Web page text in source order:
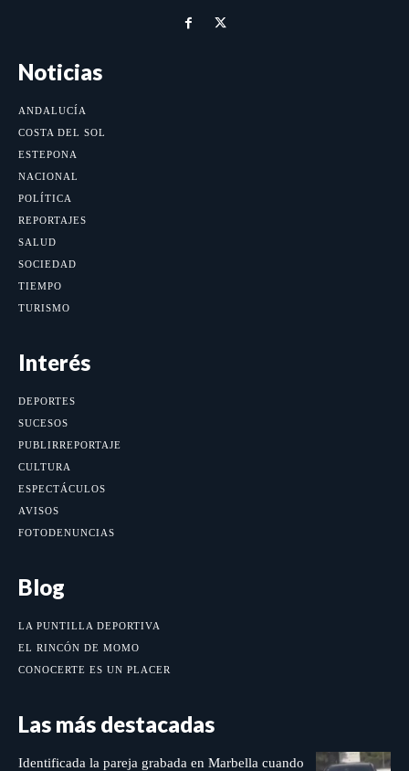
Noticias
ANDALUCÍA
COSTA DEL SOL
ESTEPONA
NACIONAL
POLÍTICA
REPORTAJES
SALUD
SOCIEDAD
TIEMPO
TURISMO
Interés
DEPORTES
SUCESOS
PUBLIRREPORTAJE
CULTURA
ESPECTÁCULOS
AVISOS
FOTODENUNCIAS
Blog
LA PUNTILLA DEPORTIVA
EL RINCÓN DE MOMO
CONOCERTE ES UN PLACER
Las más destacadas
Identificada la pareja grabada en Marbella cuando